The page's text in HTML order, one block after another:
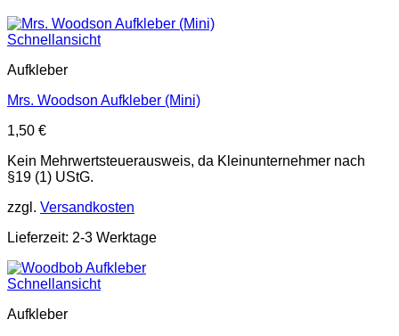
Schnellansicht
Aufkleber
Mrs. Woodson Aufkleber (Mini)
1,50 €
Kein Mehrwertsteuerausweis, da Kleinunternehmer nach
§19 (1) UStG.
zzgl. Versandkosten
Lieferzeit: 2-3 Werktage
Schnellansicht
Aufkleber